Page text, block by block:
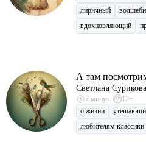
лиричный
вдохновляющий
А там
Светлана Сурикова
7 минут
12+
о жизни
любителям классики